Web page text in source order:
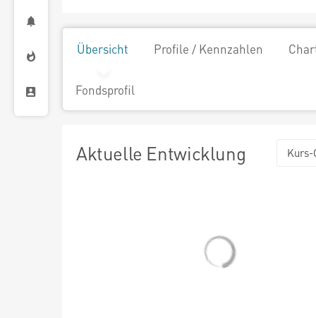
Übersicht Profile / Kennzahlen
Fondsprofil
Aktuelle Entwicklung Kurs-